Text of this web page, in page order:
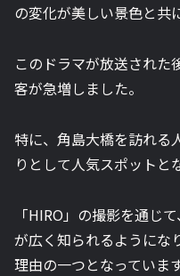
の変化が美しい景色と共
このドラマが放送された
客が急増しました。
特に、角島大橋を訪れる
りとして人気スポットと
「HIRO」の撮影を通じ
が広く知られるようにな
理由の一つとなっています